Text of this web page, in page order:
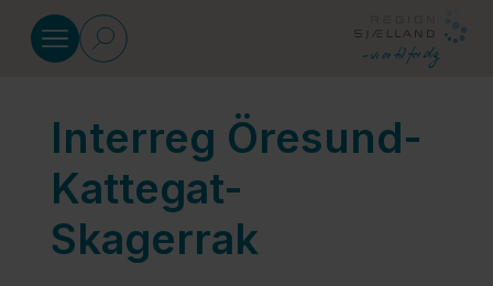
INTERREG
Interreg 6A
Deutschland-
Interreg Öresund-
Kattegat-
Skagerrak